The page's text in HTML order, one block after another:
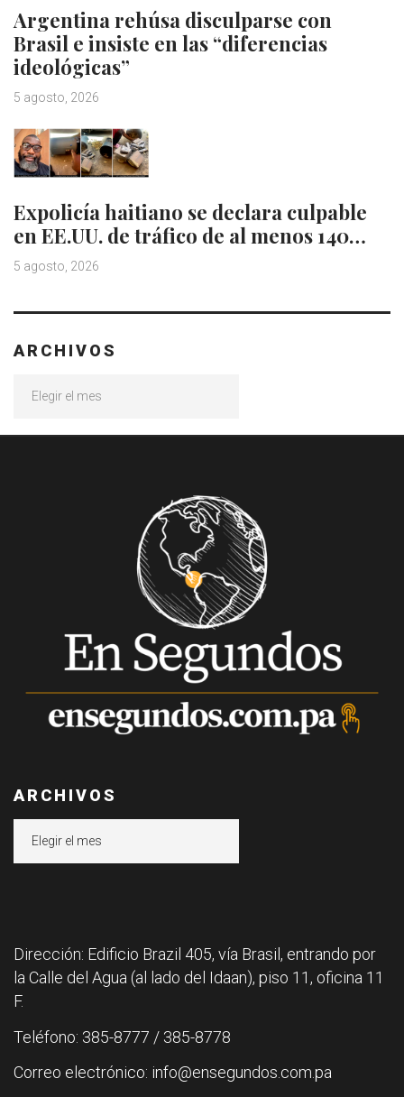
Argentina rehúsa disculparse con
Brasil e insiste en las “diferencias
ideológicas”
5 agosto, 2026
Expolicía haitiano se declara culpable
en EE.UU. de tráfico de al menos 140…
5 agosto, 2026
ARCHIVOS
ARCHIVOS
Dirección: Edificio Brazil 405, vía Brasil, entrando por
la Calle del Agua (al lado del Idaan), piso 11, oficina 11
F.
Teléfono: 385-8777 / 385-8778
Correo electrónico: info@ensegundos.com.pa